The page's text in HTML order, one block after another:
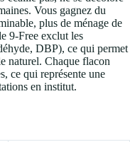
Vous gagnez du
plus de ménage de
9-Free exclut les
DBP), ce qui permet
naturel. Chaque flacon
ce qui représente une
en institut.